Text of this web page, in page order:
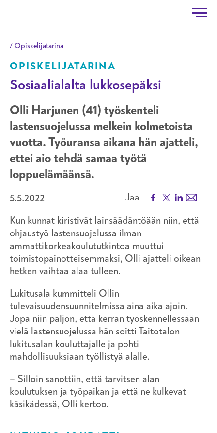
Opiskelijatarina
Sosiaalialalta lukkosepäksi
OPISKELIJATARINA
Olli Harjunen (41) työskenteli
lastensuojelussa melkein kolmetoista
vuotta. Työuransa aikana hän ajatteli,
ettei aio tehdä samaa työtä
loppuelämäänsä.
5.5.2022 Jaa Facebook
X LinkedIn
Email
Kun kunnat kiristivät lainsäädäntöään niin, että
ohjaustyö lastensuojelussa ilman
ammattikorkeakoulututkintoa muuttui
toimistopainotteisemmaksi, Olli ajatteli oikean
hetken vaihtaa alaa tulleen.
Lukitusala kummitteli Ollin
tulevaisuudensuunnitelmissa aina aika ajoin.
Jopa niin paljon, että kerran työskennellessään
vielä lastensuojelussa hän soitti Taitotalon
lukitusalan kouluttajalle ja pohti
mahdollisuuksiaan työllistyä alalle.
– Silloin sanottiin, että tarvitsen alan
koulutuksen ja työpaikan ja että ne kulkevat
käsikädessä, Olli kertoo.